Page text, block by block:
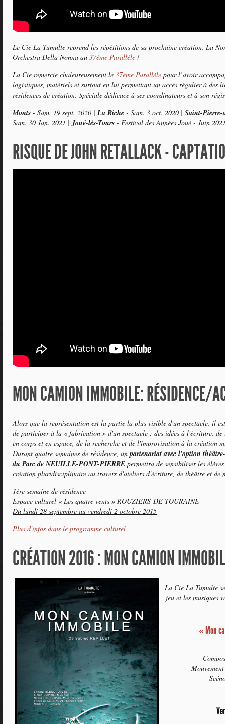
Le Cie La Tumulte reprend les répétitions de sa prochaine création, La
Orchestra Della Nonna au 37ème Parallèle !
La Cie remercie chaleureusement le 37ème Parallèle pour l’avoir
logistiques, matériels et surtout en lui permettant un accès régulier à des
résidences de création. Spéciale dédicace à ses coordinateurs et à son
Monts - Sam. 19 sept. 2020 |La Riche - Sam. 3 oct. 2020 | Saint-Pierre-
Sam. 30 Jan. 2021 |Joué-lès-Tours - Festival des Années Joué - Juin
RISQUE DE JOHN RETALLACK -
MON CAMION IMMOBILE: RÉSIDENCE/
Alors que la représentation est la partie la plus visible d'un spectacle, il
de participer à la « fabrication » d'un spectacle : des idées à l'écriture, de
en corps et en espace, de la recherche et de l'improvisation à la création
Durant quatre semaines de résidence, unpartenariat avec l'option
du Parc de NEUILLE-PONT-PIERRE permettra de sensibiliser les
création pluridisciplinaire au travers d'ateliers d'écriture, de théâtre et de
1ère semaine de résidence
Espace culturel « Les quatre vents » ROUZIERS-DE-TOURAINE
Du lundi 28 septembre au vendredi 2 octobre 2015
Plus d'infos dans le programme culturel
CRÉATION 2016 : MON CAMION
La Cie La Tumulte
jeu et les musiques
« Mon